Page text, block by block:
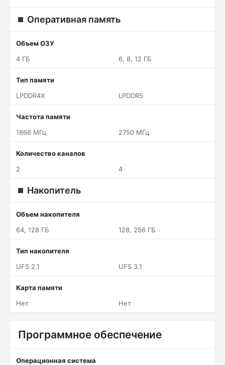
Оперативная память
Объем ОЗУ
4 ГБ
6, 8, 12 ГБ
Тип памяти
LPDDR4X
LPDDR5
Частота памяти
1866 МГц
2750 МГц
Количество каналов
2
4
Накопитель
Объем накопителя
64, 128 ГБ
128, 256 ГБ
Тип накопителя
UFS 2.1
UFS 3.1
Карта памяти
Нет
Нет
Программное обеспечение
Операционная система